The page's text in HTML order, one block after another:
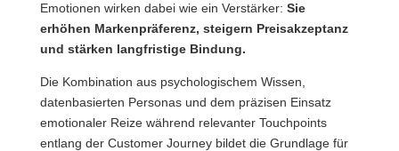
Emotionen wirken dabei wie ein Verstärker: Sie
erhöhen Markenpräferenz, steigern Preisakzeptanz
und stärken langfristige Bindung.
Die Kombination aus psychologischem Wissen,
datenbasierten Personas und dem präzisen Einsatz
emotionaler Reize während relevanter Touchpoints
entlang der Customer Journey bildet die Grundlage für